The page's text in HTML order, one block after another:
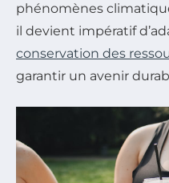
phénomènes
il devient impératif
conservation des
garantir un avenir